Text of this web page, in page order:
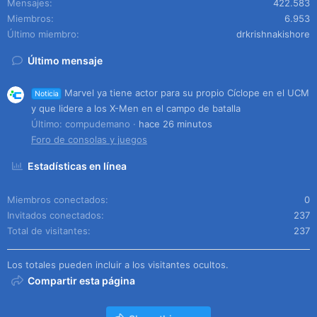
Mensajes
422.583
Miembros
6.953
Último miembro
drkrishnakishore
Último mensaje
Noticia
Marvel ya tiene actor para su propio Cíclope en el UCM
y que lidere a los X-Men en el campo de batalla
Último: compudemano
hace 26 minutos
Foro de consolas y juegos
Estadísticas en línea
Miembros conectados
0
Invitados conectados
237
Total de visitantes
237
Los totales pueden incluir a los visitantes ocultos.
Compartir esta página